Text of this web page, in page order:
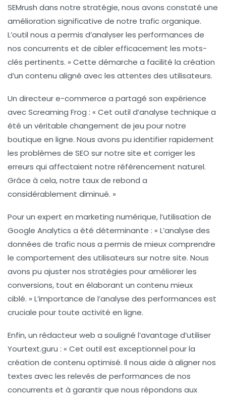
SEMrush dans notre stratégie, nous avons constaté une
amélioration significative de notre trafic organique.
L’outil nous a permis d’analyser les performances de
nos concurrents et de cibler efficacement les mots-
clés pertinents. » Cette démarche a facilité la création
d’un contenu aligné avec les attentes des utilisateurs.
Un directeur e-commerce a partagé son expérience
avecScreaming Frog : « Cet outil d’analyse technique a
été un véritable changement de jeu pour notre
boutique en ligne. Nous avons pu identifier rapidement
les problèmes de SEO sur notre site et corriger les
erreurs qui affectaient notre référencement naturel.
Grâce à cela, notre taux de rebond a
considérablement diminué. »
Pour un expert en marketing numérique, l’utilisation de
Google Analytics a été déterminante : « L’analyse des
données de trafic nous a permis de mieux comprendre
le comportement des utilisateurs sur notre site. Nous
avons pu ajuster nos stratégies pour améliorer les
conversions, tout en élaborant un contenu mieux
ciblé. » L’importance de l’analyse des performances est
cruciale pour toute activité en ligne.
Enfin, un rédacteur web a souligné l’avantage d’utiliser
Yourtext.guru : « Cet outil est exceptionnel pour la
création de contenu optimisé. Il nous aide à aligner nos
textes avec les relevés de performances de nos
concurrents et à garantir que nous répondons aux